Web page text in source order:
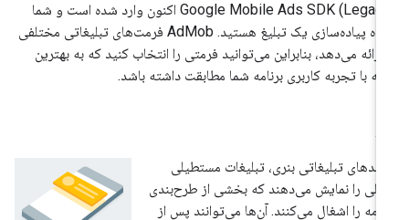
Google Mobile Ads SDKاکنون وارد شده است و شما
آماده پیاده‌سازی یک تبلیغ هستید. AdMob فرمت‌های تبلیغاتی مختلفی
ارائه می‌دهد، بنابراین می‌توانید فرمتی را انتخاب کنید که به بهترین
با تجربه کاربری برنامه شما مطابقت داشته باشد.
تبلیغاتی بنری، تبلیغات مستطیلی
را نمایش می‌دهند که بخشی از طرح‌بندی
را اشغال می‌کنند. آن‌ها می‌توانند پس از